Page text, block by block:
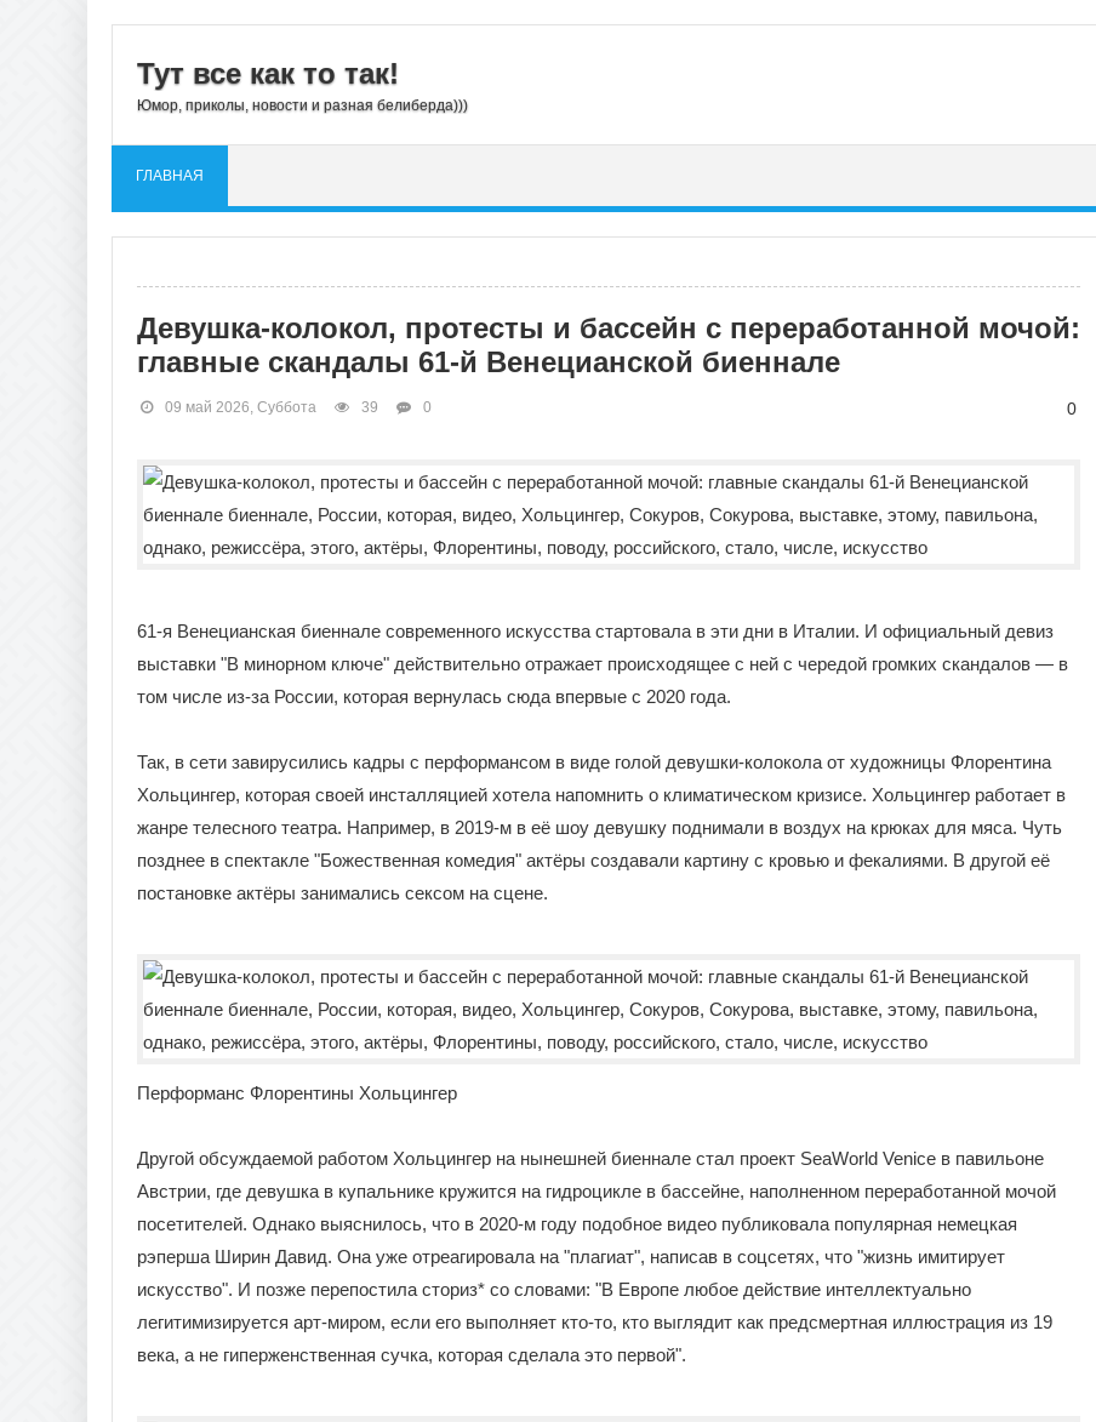
Тут все как то так!
Юмор, приколы, новости и разная белиберда)))
ГЛАВНАЯ
Девушка-колокол, протесты и бассейн с переработанной мочой:
главные скандалы 61-й Венецианской биеннале
09 май 2026, Суббота 39 0 0
61-я Венецианская биеннале современного искусства стартовала в эти дни в Италии. И официальный девиз
выставки "В минорном ключе" действительно отражает происходящее с ней с чередой громких скандалов — в
том числе из-за России, которая вернулась сюда впервые с 2020 года.
Так, в сети завирусились кадры с перформансом в виде голой девушки-колокола от художницы Флорентина
Хольцингер, которая своей инсталляцией хотела напомнить о климатическом кризисе. Хольцингер работает в
жанре телесного театра. Например, в 2019-м в её шоу девушку поднимали в воздух на крюках для мяса. Чуть
позднее в спектакле "Божественная комедия" актёры создавали картину с кровью и фекалиями. В другой её
постановке актёры занимались сексом на сцене.
Перформанс Флорентины Хольцингер
Другой обсуждаемой работом Хольцингер на нынешней биеннале стал проект SeaWorld Venice в павильоне
Австрии, где девушка в купальнике кружится на гидроцикле в бассейне, наполненном переработанной мочой
посетителей. Однако выяснилось, что в 2020-м году подобное видео публиковала популярная немецкая
рэперша Ширин Давид. Она уже отреагировала на "плагиат", написав в соцсетях, что "жизнь имитирует
искусство". И позже перепостила сториз* со словами: "В Европе любое действие интеллектуально
легитимизируется арт-миром, если его выполняет кто-то, кто выглядит как предсмертная иллюстрация из 19
века, а не гиперженственная сучка, которая сделала это первой".